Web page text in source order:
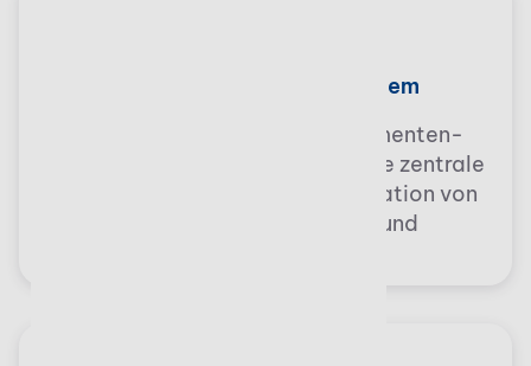
Dokumenten-Management-System
Nutzen Sie das intelligente Dokumenten­
management­system (DMS) für die zentrale
Ablage und strukturierte Organisation von
Rechnungen, Verträgen, Belegen und